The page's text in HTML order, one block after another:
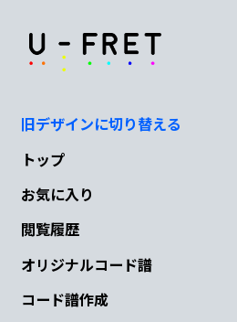
旧デザインに切り替える
トップ
お気に入り
閲覧履歴
オリジナルコード譜
コード譜作成